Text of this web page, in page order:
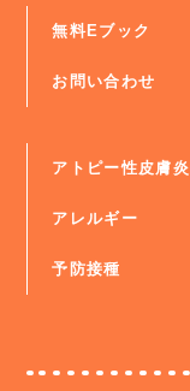
無料Eブック
お問い合わせ
アトピー性皮膚炎
アレルギー
予防接種